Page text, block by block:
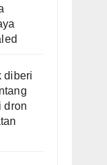
diberi
dron